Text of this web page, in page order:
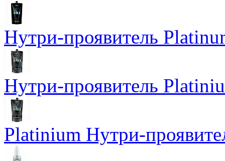
Нутри-проявитель
Нутри-проявитель
Platinium Нутри-